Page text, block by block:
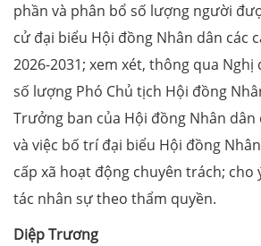
phần và phân bổ số lượng người
cử đại biểu Hội đồng Nhân dân các
2026-2031; xem xét, thông qua
số lượng Phó Chủ tịch Hội đồng
Trưởng ban của Hội đồng Nhân dân
và việc bố trí đại biểu Hội đồng
cấp xã hoạt động chuyên trách; cho
tác nhân sự theo thẩm quyền.
Diệp Trương